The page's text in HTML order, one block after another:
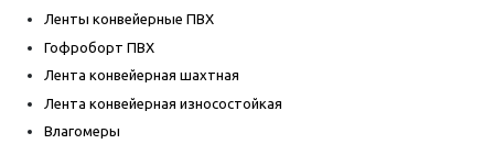
Ленты конвейерные ПВХ
Гофроборт ПВХ
Лента конвейерная шахтная
Лента конвейерная износостойкая
Влагомеры